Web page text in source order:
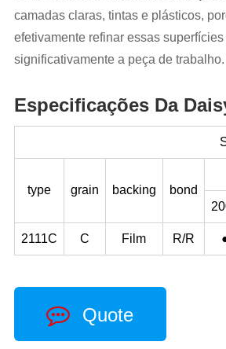
camadas claras, tintas e plásticos,
efetivamente refinar essas
significativamente a peça de trabalho.
Especificações Da
type grain backing bond
2111C C Film R/R
Quote